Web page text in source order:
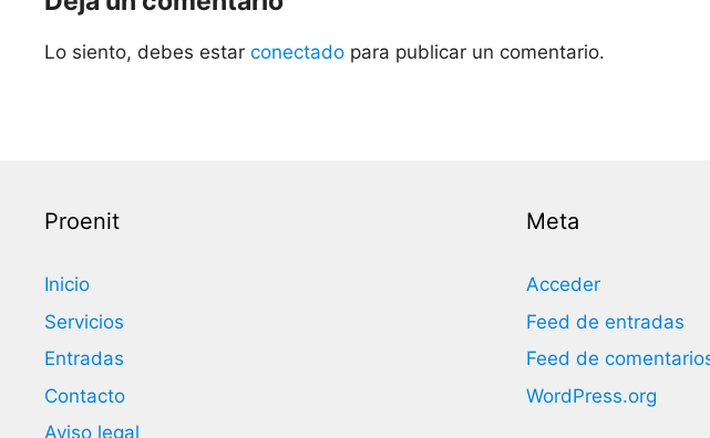
Lo siento, debes estar conectado para publicar un comentario.
Proenit
Inicio
Servicios
Entradas
Contacto
Aviso legal
Meta
Acceder
Feed de entradas
Feed de
WordPress.org